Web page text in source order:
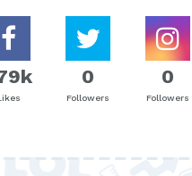
0
Followers
0
Followers